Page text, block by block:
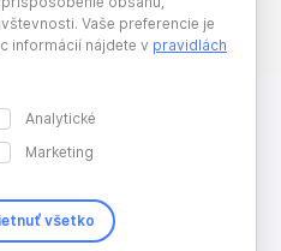
reserved. Developed by
Vaše preferencie je
informácií nájdete v pravidlách
Analytické
Marketing
všetko